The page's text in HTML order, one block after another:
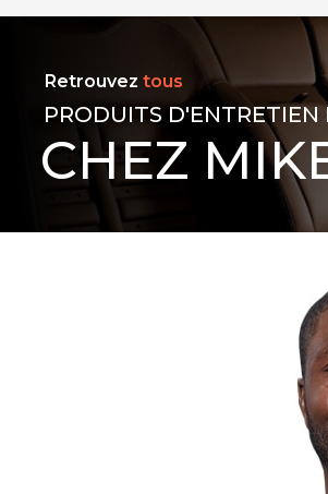
Retrouvez tous
PRODUITS
CHEZ